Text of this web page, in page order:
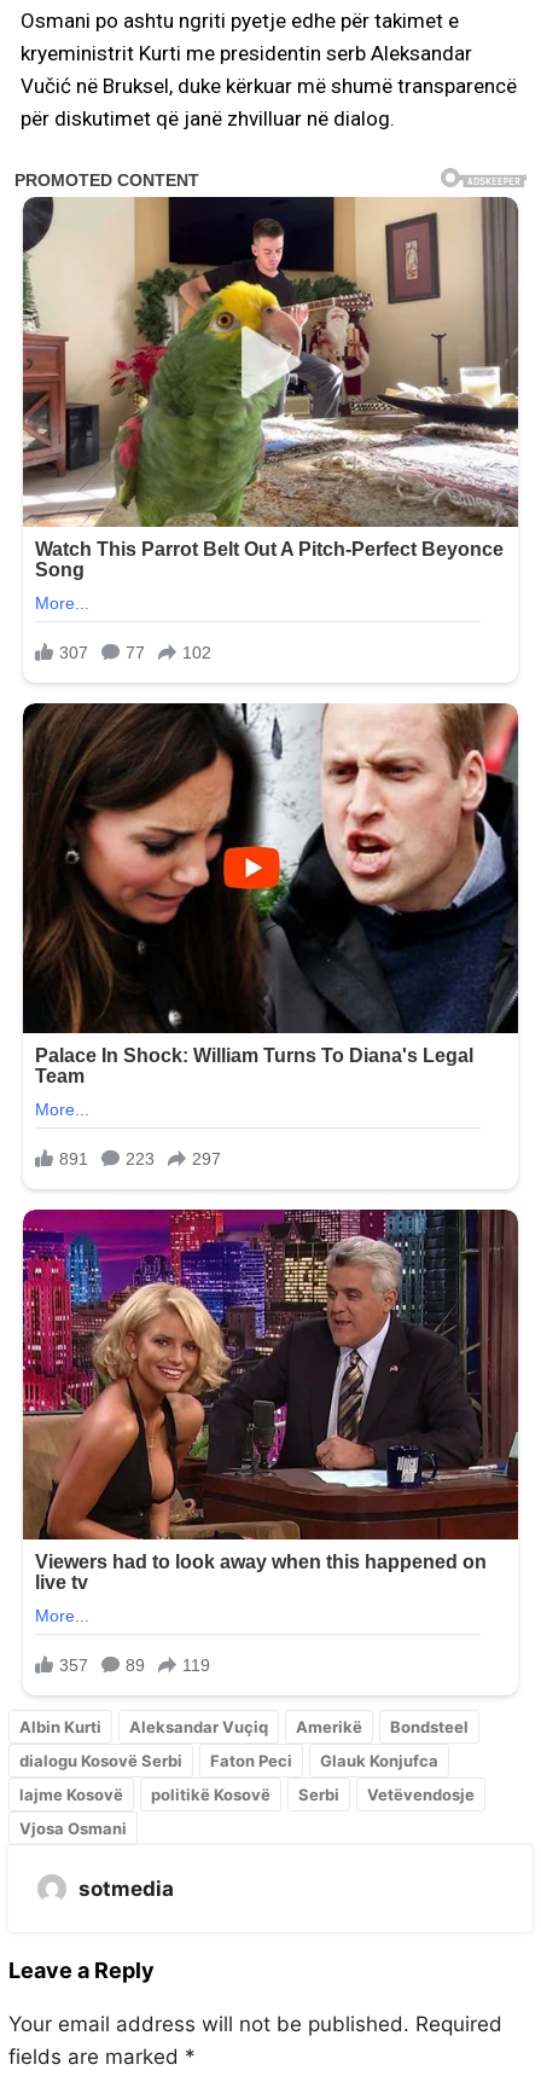
Osmani po ashtu ngriti pyetje edhe për takimet e
kryeministrit Kurti me presidentin serb Aleksandar
Vučić në Bruksel, duke kërkuar më shumë transparencë
për diskutimet që janë zhvilluar në dialog.
Albin Kurti Aleksandar Vuçiq Amerikë
Bondsteel
dialogu Kosovë Serbi
Faton Peci
Glauk Konjufca
lajme Kosovë
politikë Kosovë Serbi
Vetëvendosje
Vjosa Osmani
sotmedia
Leave a Reply
Your email address will not be published. Required
fields are marked *